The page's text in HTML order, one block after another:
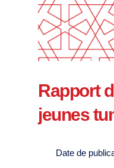
Rapport
jeunes
Date de